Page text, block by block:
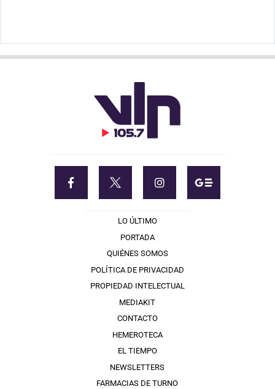
LO ÚLTIMO
PORTADA
QUIÉNES SOMOS
POLÍTICA DE PRIVACIDAD
PROPIEDAD INTELECTUAL
MEDIAKIT
CONTACTO
HEMEROTECA
EL TIEMPO
NEWSLETTERS
FARMACIAS DE TURNO